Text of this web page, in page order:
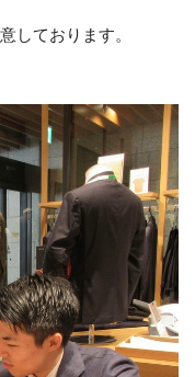
しております。